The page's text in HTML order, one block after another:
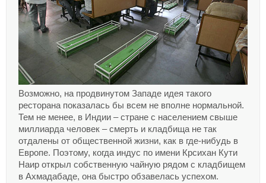
Возможно, на продвинутом Западе идея такого
ресторана показалась бы всем не вполне нормальной.
Тем не менее, в Индии – стране с населением свыше
миллиарда человек – смерть и кладбища не так
отдалены от общественной жизни, как в где-нибудь в
Европе. Поэтому, когда индус по имени Крсихан Кути
Наир открыл собственную чайную рядом с кладбищем
в Ахмадабаде, она быстро обзавелась успехом.